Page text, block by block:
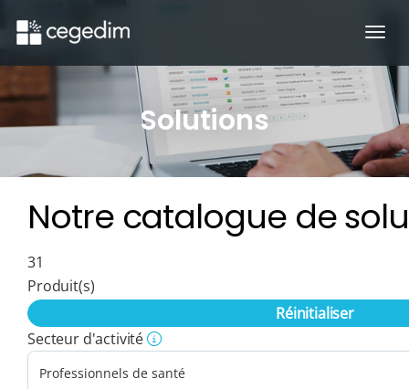
Solutions
Notre catalogue de
31
Produit(s)
Réinitialiser
Secteur d'activité